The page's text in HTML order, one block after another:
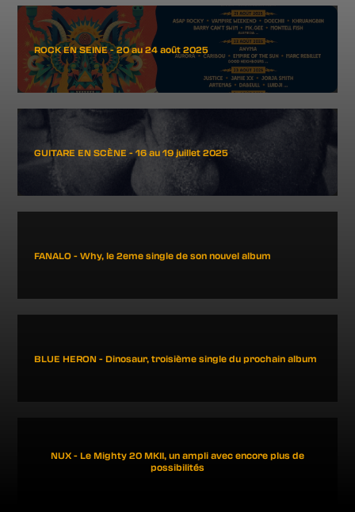
ROCK EN SEINE - 20 au 24 août 2025
GUITARE EN SCÈNE - 16 au 19 juillet 2025
FANALO - Why, le 2eme single de son nouvel album
BLUE HERON - Dinosaur, troisième single du prochain album
NUX - Le Mighty 20 MKII, un ampli avec encore plus de
possibilités